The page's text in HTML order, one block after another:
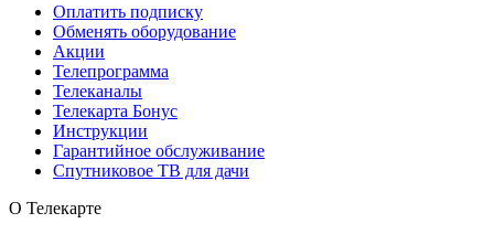
Оплатить подписку
Обменять оборудование
Акции
Телепрограмма
Телеканалы
Телекарта Бонус
Инструкции
Гарантийное обслуживание
Спутниковое ТВ для дачи
О Телекарте